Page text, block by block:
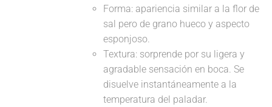
Forma: apariencia similar a la flor de
sal pero de grano hueco y aspecto
esponjoso.
Textura: sorprende por su ligera y
agradable sensación en boca. Se
disuelve instantáneamente a la
temperatura del paladar.